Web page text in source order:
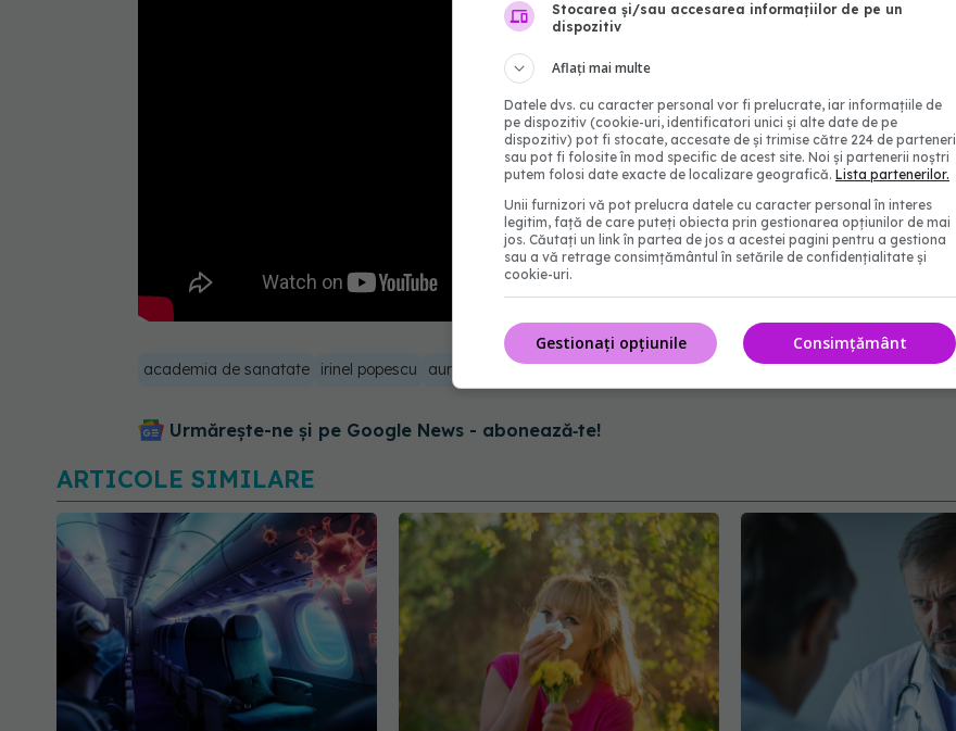
academia de sanatate irinel popescu aurel nechita
Urmărește-ne și pe Google News - abonează‑te!
ARTICOLE SIMILARE
Stocarea și/sau accesarea informațiilor de pe un
dispozitiv
Aflați mai multe
Datele dvs. cu caracter personal vor fi prelucrate, iar informațiile de
pe dispozitiv (cookie-uri, identificatori unici și alte date de pe
dispozitiv) pot fi stocate, accesate de și trimise către 224 de parteneri
sau pot fi folosite în mod specific de acest site. Noi și partenerii noștri
putem folosi date exacte de localizare geografică. Lista partenerilor.
Unii furnizori vă pot prelucra datele cu caracter personal în interes
legitim, față de care puteți obiecta prin gestionarea opțiunilor de mai
jos. Căutați un link în partea de jos a acestei pagini pentru a gestiona
sau a vă retrage consimțământul în setările de confidențialitate și
cookie-uri.
Consimțământ
Gestionați opțiunile